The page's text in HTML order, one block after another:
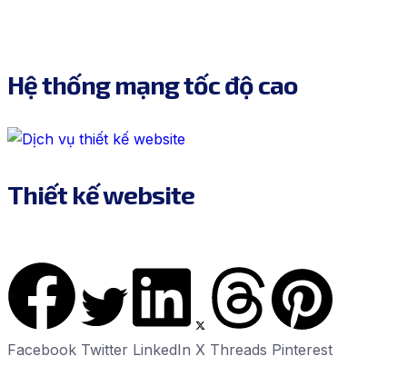
Hệ thống mạng tốc độ cao
Thiết kế website
Facebook Twitter LinkedIn X Threads Pinterest